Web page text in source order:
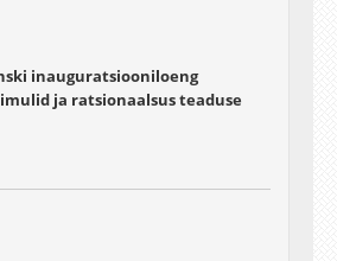
inauguratsiooniloeng
ja ratsionaalsus teaduse